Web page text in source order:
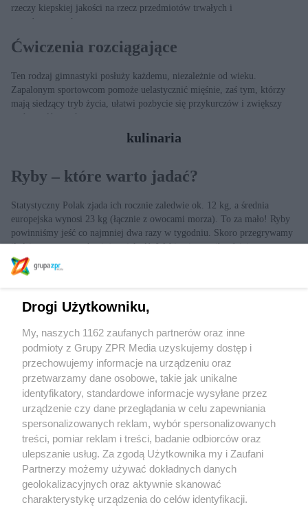
rzeczy kiepskiej jakości na rzecz przedmiotów trwałych i
ponadczasowych.
Ćwiczenia rozciągające
Ten rodzaj gimnastyki posłuży każdemu, niezależnie od wieku.
Zapalonym sportowcom pomoże uelastycznić mięśnie, zaś tym, którzy
mają siedzący tryb życia, ułatwi pozbycie się przykurczów i zwiększy
ruchomość stawów.
kulinaria
Ryby – które warto jadać?
Statystyczny Polak zjada ich rocznie zaledwie ok. 12 kg, a średnia
europejska wynosi 23 kg (łącznie z owocami morza). To za mało! Ryby
powinniśmy jeść co najmniej dwa razy w tygodniu. Skoro przegrywamy
ilością, postawmy chociaż na jakość. Wybierajmy najbardziej
wartościowe gatunki.
Niebanalne kanapki
Wypełnione świeżymi warzywami, strączkami i pysznymi sosami
kanapki przestają być nudnym wyborem na drugie śniadanie czy
przekąskę. Wszystkie bez masła, sera i wędlin, więc nie ma w nich
cholesterolu.
Szukasz innych wydań ?
Sprawdź archiwum
Żaden utwór zamieszczony w serwisie nie może być powielany i rozpowszechniany lub
dalej rozpowszechniany w jakikolwiek sposób (w tym także elektroniczny lub
mechaniczny) na jakimkolwiek polu eksploatacji w jakiejkolwiek formie, włącznie z
Drogi Użytkowniku,
My, naszych 1162 zaufanych partnerów oraz inne
podmioty z Grupy ZPR Media uzyskujemy dostęp i
przechowujemy informacje na urządzeniu oraz
przetwarzamy dane osobowe, takie jak unikalne
identyfikatory, standardowe informacje wysyłane przez
urządzenie czy dane przeglądania w celu zapewniania
spersonalizowanych reklam, wybór spersonalizowanych
treści, pomiar reklam i treści, badanie odbiorców oraz
ulepszanie usług. Za zgodą Użytkownika my i Zaufani
Partnerzy możemy używać dokładnych danych
geolokalizacyjnych oraz aktywnie skanować
charakterystykę urządzenia do celów identyfikacji.